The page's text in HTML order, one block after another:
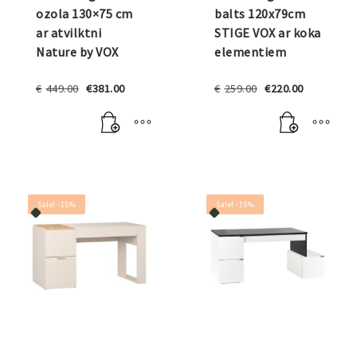
ozola 130×75 cm
ar atvilktni
Nature by VOX
€ 449.00 Original
was:
€449.00.
€381.00Current
is:
€381.00.
balts 120x79cm
STIGE VOX ar koka
elementiem
€ 259.00 Original
was:
€259.00.
€220.00Current
is:
€220.00.
Sale! -15% Sale! -15%